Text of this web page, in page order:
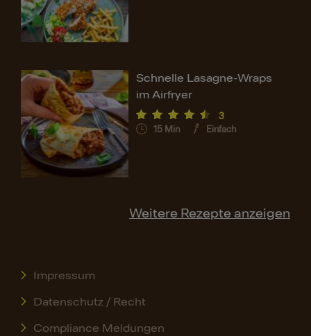
Schnelle Lasagne-Wraps
im Airfryer
3
15 Min Einfach
Weitere Rezepte anzeigen
Impressum
Datenschutz / Recht
Compliance Meldungen